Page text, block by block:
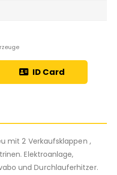
ID Card
mit 2 Verkaufsklappen ,
Elektroanlage,
und Durchlauferhitzer.